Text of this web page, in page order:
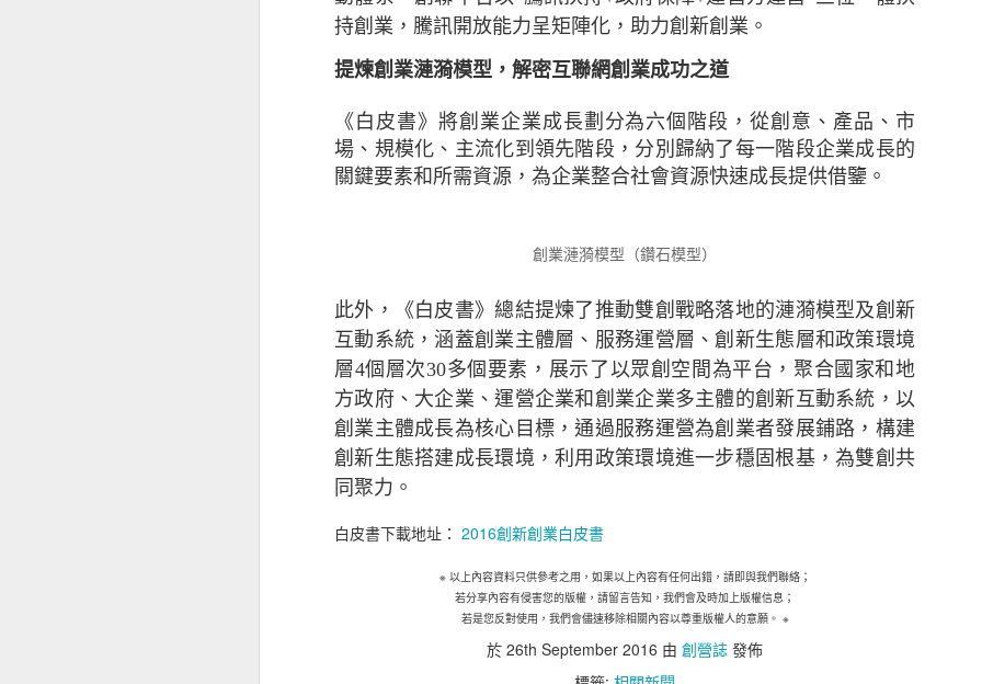
持創業，騰訊開放能力呈矩陣化，助力創新創業。
提煉創業漣漪模型，解密互聯網創業成功之道
《白皮書》將創業企業成長劃分為六個階段，從創意、產品、市
場、規模化、主流化到領先階段，分別歸納了每一階段企業成長的
關鍵要素和所需資源，為企業整合社會資源快速成長提供借鑒。
創業漣漪模型（鑽石模型）
此外，《白皮書》總結提煉了推動雙創戰略落地的漣漪模型及創新
互動系統，涵蓋創業主體層、服務運營層、創新生態層和政策環境
層4個層次30多個要素，展示了以眾創空間為平台，聚合國家和地
方政府、大企業、運營企業和創業企業多主體的創新互動系統，以
創業主體成長為核心目標，通過服務運營為創業者發展鋪路，構建
創新生態搭建成長環境，利用政策環境進一步穩固根基，為雙創共
同聚力。
白皮書下載地址： 2016創新創業白皮書
※ 以上內容資料只供參考之用，如果以上內容有任何出錯，請即與我們聯絡；
若分享內容有侵害您的版權，請留言告知，我們會及時加上版權信息；
若是您反對使用，我們會儘速移除相關內容以尊重版權人的意願。 ※
於 26th September 2016 由 創營誌 發佈
「香港電商與網絡安全問卷調查2021」結果
疫情加速本地電商發展．2020年有91%受訪者曾於網上購物
36% 電商顧客收過與其網購相關的可疑訊息
香港互聯網註冊管理有限公司（簡稱「HKIRC」 ）今日公布「香港電商
HKIRC於六月中旬曾進行一項研究，調查新冠病毒疫情期間，香港消費者
及零售商開展網上業務時所面對的挑戰。該項調查成功訪問了近1,300名
家，年齡層介乎18至54歲，涵蓋多個零售行業。
根據調查結果， HKIRC總結出以下有效贏取網上顧客心的電商策略六大秘訣
1. 使用多元銷售渠道進行電子商貿
2. 使用數碼身分表明公司的本地性質
3. 使用專用的企業域名電郵地址，而非一般免費電郵
5. 網站應採用 HTTPs加強顧客信心
6. 專注於數據保護措施，防止數據洩露